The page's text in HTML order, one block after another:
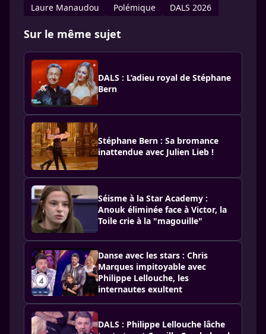
Laure Manaudou
Polémique DALS 2026
Sur le même sujet
DALS : L’adieu royal de Stéphane
Bern
Stéphane Bern : Sa bromance
inattendue avec Julien Lieb !
Séisme à la Star Academy :
Anouk éliminée face à Victor, la
Toile crie à la "magouille"
Danse avec les stars : Chris
Marques impitoyable avec
Philippe Lellouche, les
internautes exultent
DALS : Philippe Lellouche lâche